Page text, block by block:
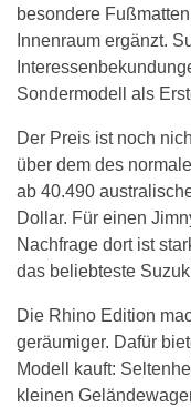
besondere
Innenraum ergänzt.
Sondermodell als
Der Preis ist noch
über dem des
ab 40.490
Dollar. Für einen
Nachfrage dort ist
das beliebteste
Die Rhino Edition
geräumiger. Dafür
Modell kauft:
kleinen